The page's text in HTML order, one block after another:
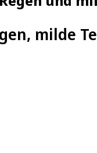
milde